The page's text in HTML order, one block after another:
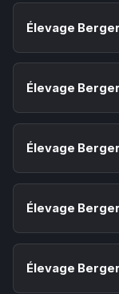
Élevage
Élevage
Élevage
Élevage
Élevage